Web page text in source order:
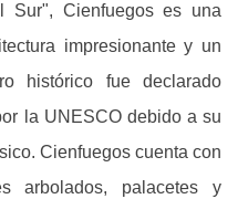
Sur", Cienfuegos es una
impresionante y un
histórico fue declarado
la UNESCO debido a su
Cienfuegos cuenta con
arbolados, palacetes y